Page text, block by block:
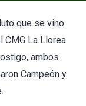
que se vino
La Llorea
ambos
Campeón y